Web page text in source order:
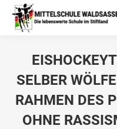
SELBER
RAHMEN DES
OHNE